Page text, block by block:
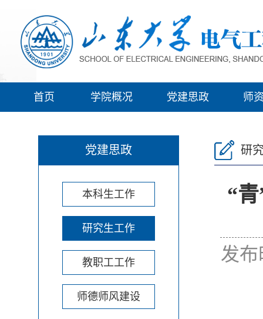
首页 学院概况 党建思政 师
党建思政
本科生工作
研究生工作
教职工工作
师德师风建设
研
“
发